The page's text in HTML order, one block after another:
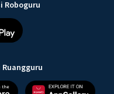
Roboguru
Ruangguru